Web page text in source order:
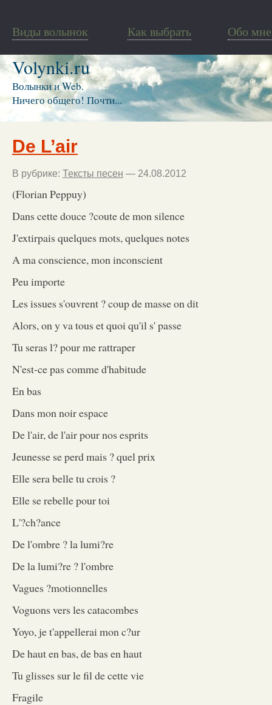
Виды волынок Как выбрать Обо мне
Volynki.ru
Волынки и Web.
Ничего общего! Почти...
De L’air
В рубрике: Тексты песен — 24.08.2012
(Florian Peppuy)
Dans cette douce ?coute de mon silence
J'extirpais quelques mots, quelques notes
A ma conscience, mon inconscient
Peu importe
Les issues s'ouvrent ? coup de masse on dit
Alors, on y va tous et quoi qu'il s' passe
Tu seras l? pour me rattraper
N'est-ce pas comme d'habitude
En bas
Dans mon noir espace
De l'air, de l'air pour nos esprits
Jeunesse se perd mais ? quel prix
Elle sera belle tu crois ?
Elle se rebelle pour toi
L'?ch?ance
De l'ombre ? la lumi?re
De la lumi?re ? l'ombre
Vagues ?motionnelles
Voguons vers les catacombes
Yoyo, je t'appellerai mon c?ur
De haut en bas, de bas en haut
Tu glisses sur le fil de cette vie
Fragile